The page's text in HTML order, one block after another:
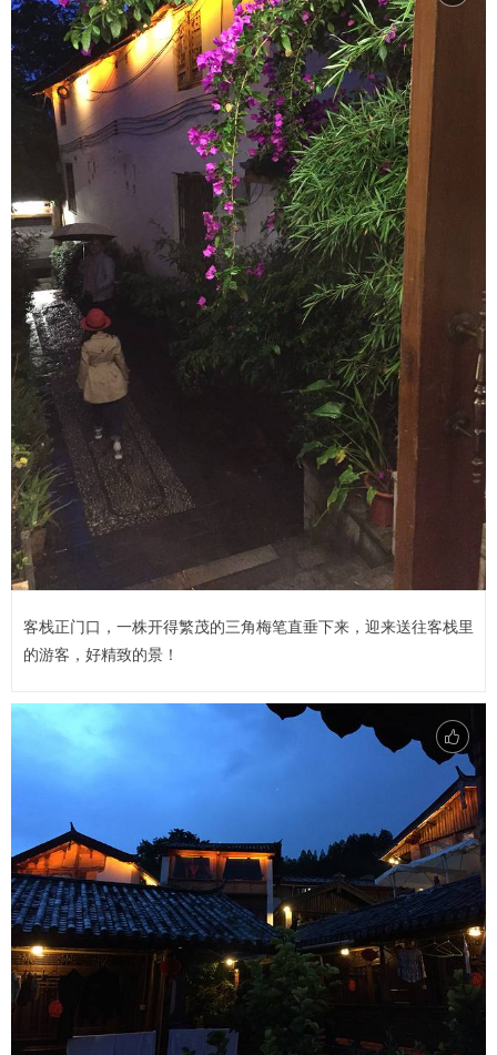
客栈正门口，一株开得繁茂的三角梅笔直垂下来，迎来送往客栈里
的游客，好精致的景！